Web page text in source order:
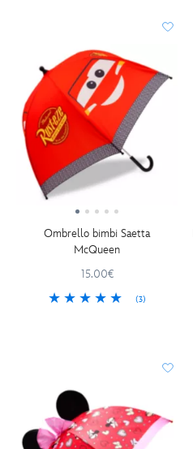
Ombrello bimbi Saetta
McQueen
15.00€
(3)